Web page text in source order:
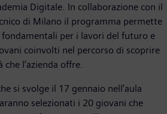
Digitale. In collaborazione con il
di Milano il programma permette
fondamentali per i lavori del futuro e
coinvolti nel percorso di scoprire
l’azienda offre.
si svolge il 17 gennaio nell’aula
selezionati i 20 giovani che